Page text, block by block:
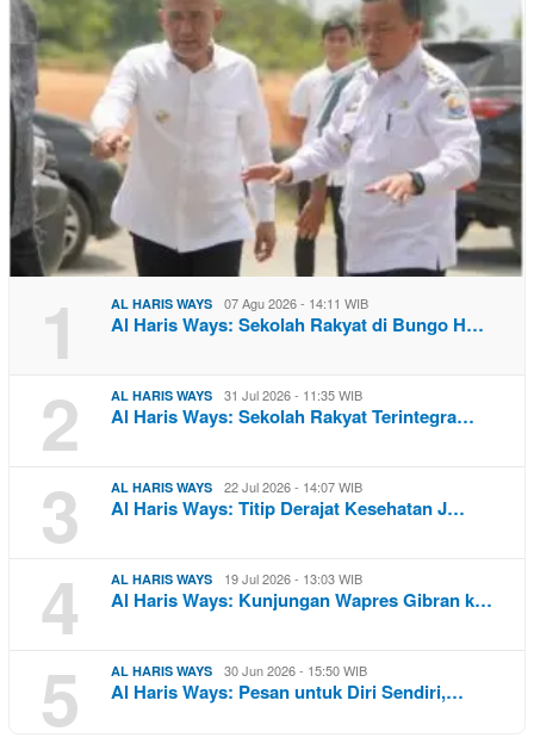
1 AL HARIS WAYS 07 Agu 2026 - 14:11 WIB
Al Haris Ways: Sekolah Rakyat di Bungo H…
2 AL HARIS WAYS 31 Jul 2026 - 11:35 WIB
Al Haris Ways: Sekolah Rakyat Terintegra…
3 AL HARIS WAYS 22 Jul 2026 - 14:07 WIB
Al Haris Ways: Titip Derajat Kesehatan J…
4 AL HARIS WAYS 19 Jul 2026 - 13:03 WIB
Al Haris Ways: Kunjungan Wapres Gibran k…
5 AL HARIS WAYS 30 Jun 2026 - 15:50 WIB
Al Haris Ways: Pesan untuk Diri Sendiri,…